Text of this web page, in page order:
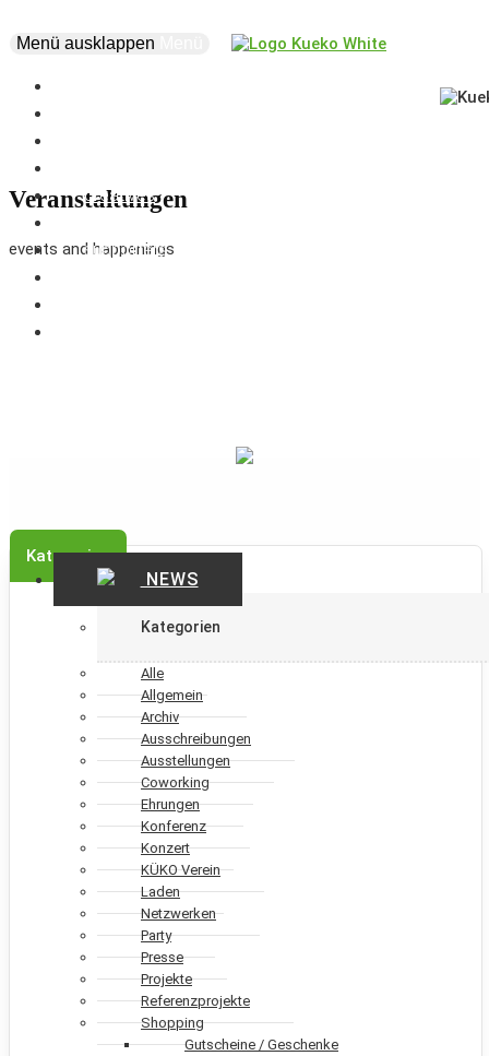
Menü ausklappen
creatives
supporters
Veranstaltungen
events and happenings
Kategorien
NEWS
Kategorien
Alle
Allgemein
Archiv
Ausschreibungen
Ausstellungen
Coworking
Ehrungen
Konferenz
Konzert
KÜKO Verein
Laden
Netzwerken
Party
Presse
Projekte
Referenzprojekte
Shopping
Gutscheine / Geschenke